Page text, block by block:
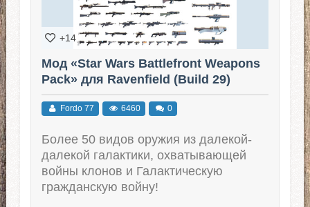
+14
Мод «Star Wars Battlefront Weapons
Pack» для Ravenfield (Build 29)
Fordo 77 6460 0
Более 50 видов оружия из далекой-
далекой галактики, охватывающей
войны клонов и Галактическую
гражданскую войну!